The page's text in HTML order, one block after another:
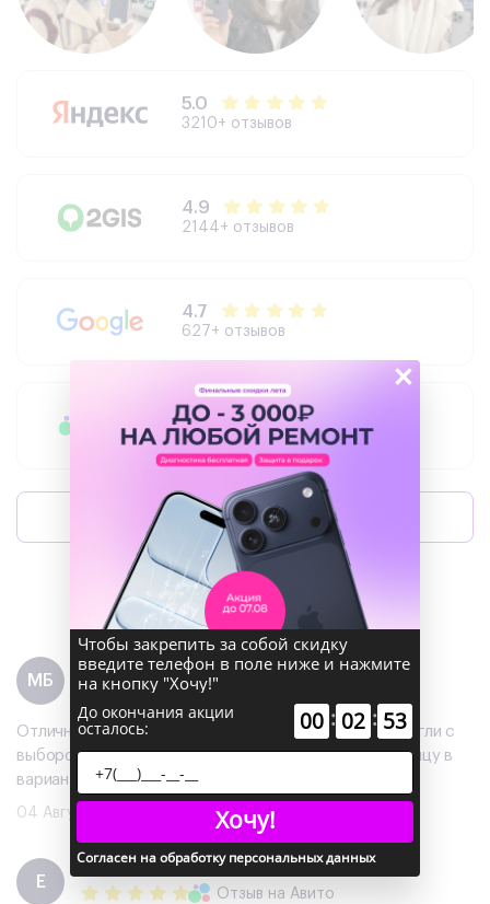
схему проезда всегда можно уточнить на сайте
компании.
5.0
3210+ отзывов
4.9
2144+ отзывов
4.7
627+ отзывов
4.3
504+ отзывов
Оставить отзыв
Написать директору
МБ
Максим Богинич
Отличный сервис!!! забронировал приехал мне помогли с
выбором все оперативно и отлично объяснили разницу в
вариантах
04 Августа 2026
Е
Екатерина
Отзыв на Авито
×
Чтобы закрепить за собой скидку
введите телефон в поле ниже и нажмите
на кнопку "Хочу!"
До окончания акции
осталось: 00 : 02 : 52
Хочу!
Согласен на обработку персональных данных